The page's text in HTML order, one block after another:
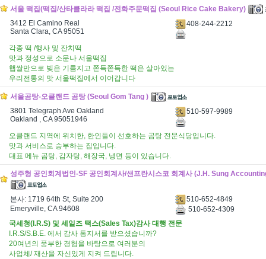
서울 떡집(떡집/산타클라라 떡집 /전화주문떡집 (Seoul Rice Cake Bakery)
3412 El Camino Real
Santa Clara, CA 95051
408-244-2212
각종 떡 /행사 및 잔치떡
맛과 정성으로 소문나 서울떡집
햅쌀만으로 빚은 기름지고 쫀득쫀득한 떡은 살아있는
우리전통의 맛 서울떡집에서 이어갑니다
서울곰탕-오클랜드 곰탕 (Seoul Gom Tang )
3801 Telegraph Ave Oakland
Oakland , CA 95051946
510-597-9989
오클랜드 지역에 위치한, 한인들이 선호하는 곰탕 전문식당입니다.
맛과 서비스로 승부하는 집입니다.
대표 메뉴 곰탕, 감자탕, 해장국, 냉면 등이 있습니다.
성주형 공인회계법인-SF 공인회계사/샌프란시스코 회계사 (J.H. Sung
본사: 1719 64th St, Suite 200
Emeryville, CA 94608
510-652-4849
510-652-4309
국세청(I.R.S) 및 세일즈 택스(Sales Tax)감사 대행 전문
I.R.S/S.B.E. 에서 감사 통지서를 받으셨습니까?
20여년의 풍부한 경험을 바탕으로 여러분의
사업체/ 재산을 자신있게 지켜 드립니다.